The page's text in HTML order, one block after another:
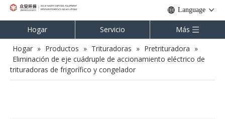
Language
Hogar Servicio
Más
Hogar » Productos » Trituradoras » Pretrituradora »
Eliminación de eje cuádruple de accionamiento eléctrico de
trituradoras de frigorífico y congelador